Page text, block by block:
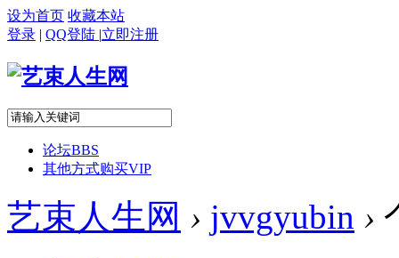
设为首页 收藏本站
登录 | QQ登陆 |立即注册
论坛BBS
其他方式购买VIP
艺束人生网 › jvvgyubin ›